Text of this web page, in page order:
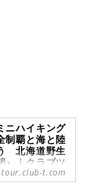
ニハイキング
制覇と海と陸
北海道野生
｜クラブツ
tour.club-t.com